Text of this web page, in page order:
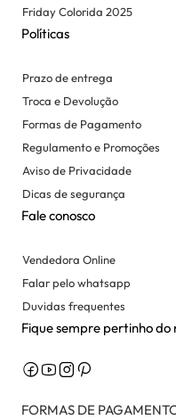
Friday Colorida 2025
Políticas
Prazo de entrega
Troca e Devolução
Formas de Pagamento
Regulamento e Promoções
Aviso de Privacidade
Dicas de segurança
Fale conosco
Vendedora Online
Falar pelo whatsapp
Duvidas frequentes
Fique sempre pertinho do
FORMAS DE